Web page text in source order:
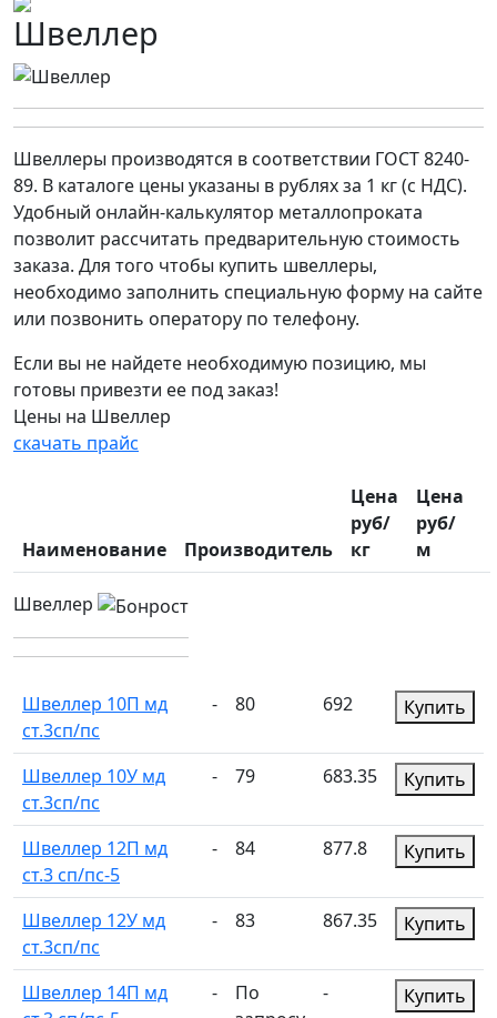
Швеллер
Швеллеры производятся в соответствии ГОСТ 8240-
89. В каталоге цены указаны в рублях за 1 кг (с НДС).
Удобный онлайн-калькулятор металлопроката
позволит рассчитать предварительную стоимость
заказа. Для того чтобы купить швеллеры,
необходимо заполнить специальную форму на сайте
или позвонить оператору по телефону.
Если вы не найдете необходимую позицию, мы
готовы привезти ее под заказ!
Цены на Швеллер
скачать прайс
Наименование Производитель
Цена
руб/
кг
Цена
руб/
м
Швеллер
Швеллер 10П мд
ст.3сп/пс
- 80 692 Купить
Швеллер 10У мд
ст.3сп/пс
- 79 683.35 Купить
Швеллер 12П мд
ст.3 сп/пс-5
- 84 877.8 Купить
Швеллер 12У мд
ст.3сп/пс
- 83 867.35 Купить
Швеллер 14П мд
-
По
- Купить